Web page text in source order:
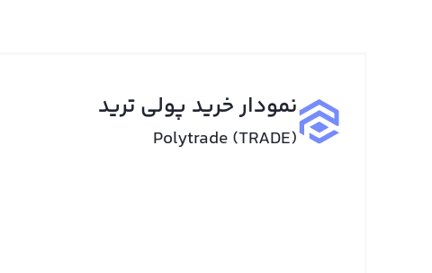
نمودار خرید پولی ترید
Polytrade (TRADE)